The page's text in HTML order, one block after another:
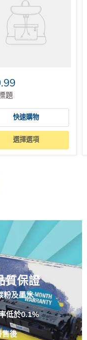
題
快速購物
選擇選項
質保證
粉及墨水
低於0.1%
售後